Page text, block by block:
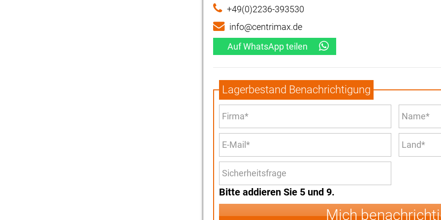
+49(0)2236-393530
info@centrimax.de
Auf WhatsApp teilen
Lagerbestand Benachrichtigung
Bitte addieren Sie 5 und 9.
Mich